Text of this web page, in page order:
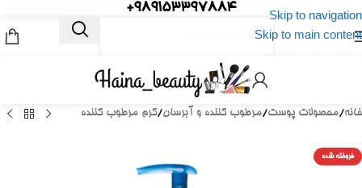
Skip to navigation
Skip to main content
989153397884+
خانه/محصولات پوست/مرطوب کننده و آبرسان/کرم مرطوب کننده
فروخته شده